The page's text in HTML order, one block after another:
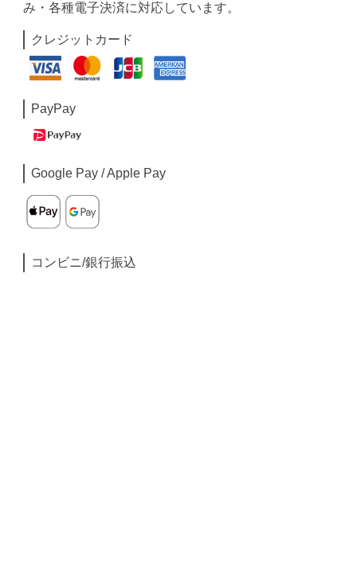
み・各種電子決済に対応しています。
クレジットカード
PayPay
Google Pay / Apple Pay
コンビニ/銀行振込